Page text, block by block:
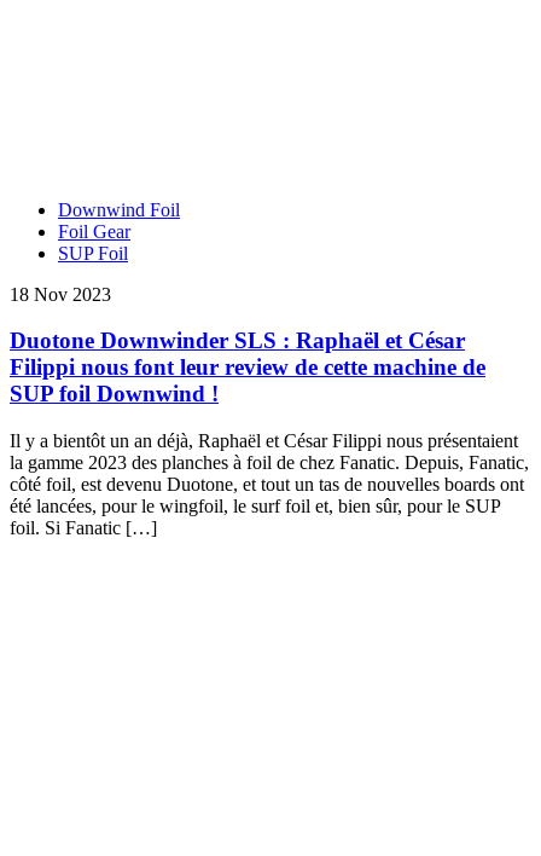
Downwind Foil
Foil Gear
SUP Foil
18 Nov 2023
Duotone Downwinder SLS : Raphaël et César
Filippi nous font leur review de cette machine de
SUP foil Downwind !
Il y a bientôt un an déjà, Raphaël et César Filippi nous présentaient
la gamme 2023 des planches à foil de chez Fanatic. Depuis, Fanatic,
côté foil, est devenu Duotone, et tout un tas de nouvelles boards ont
été lancées, pour le wingfoil, le surf foil et, bien sûr, pour le SUP
foil. Si Fanatic […]